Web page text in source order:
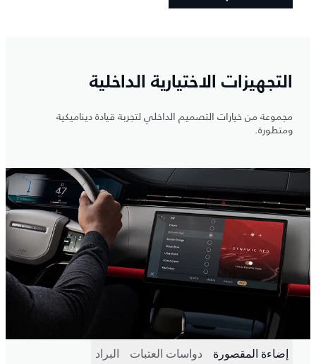
التجهيزات الاختيارية الداخلية
مجموعة من خيارات التصميم الداخلي لتجربة قيادة ديناميكية
ومتطورة.
إضاءة المقصورة دواسات العتبات البراد